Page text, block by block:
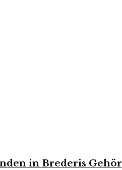
in Brederis Gehör